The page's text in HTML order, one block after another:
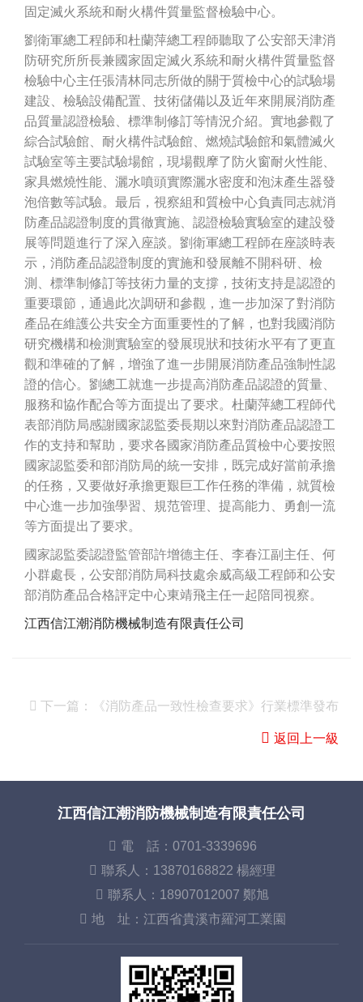
固定滅火系統和耐火構件質量監督檢驗中心。
劉衛軍總工程師和杜蘭萍總工程師聽取了公安部天津消
防研究所所長兼國家固定滅火系統和耐火構件質量監督
檢驗中心主任張清林同志所做的關于質檢中心的試驗場
建設、檢驗設備配置、技術儲備以及近年來開展消防產
品質量認證檢驗、標準制修訂等情況介紹。實地參觀了
綜合試驗館、耐火構件試驗館、燃燒試驗館和氣體滅火
試驗室等主要試驗場館，現場觀摩了防火窗耐火性能、
家具燃燒性能、灑水噴頭實際灑水密度和泡沫產生器發
泡倍數等試驗。最后，視察組和質檢中心負責同志就消
防產品認證制度的貫徹實施、認證檢驗實驗室的建設發
展等問題進行了深入座談。劉衛軍總工程師在座談時表
示，消防產品認證制度的實施和發展離不開科研、檢
測、標準制修訂等技術力量的支撐，技術支持是認證的
重要環節，通過此次調研和參觀，進一步加深了對消防
產品在維護公共安全方面重要性的了解，也對我國消防
研究機構和檢測實驗室的發展現狀和技術水平有了更直
觀和準確的了解，增強了進一步開展消防產品強制性認
證的信心。劉總工就進一步提高消防產品認證的質量、
服務和協作配合等方面提出了要求。杜蘭萍總工程師代
表部消防局感謝國家認監委長期以來對消防產品認證工
作的支持和幫助，要求各國家消防產品質檢中心要按照
國家認監委和部消防局的統一安排，既完成好當前承擔
的任務，又要做好承擔更艱巨工作任務的準備，就質檢
中心進一步加強學習、規范管理、提高能力、勇創一流
等方面提出了要求。
國家認監委認證監管部許增德主任、李春江副主任、何
小群處長，公安部消防局科技處余威高級工程師和公安
部消防產品合格評定中心東靖飛主任一起陪同視察。
江西信江潮消防機械制造有限責任公司
下一篇： 《消防產品一致性檢查要求》行業標準發布
返回上一級
江西信江潮消防機械制造有限責任公司
電 話：0701-3339696
聯系人：13870168822 楊經理
聯系人：18907012007 鄭旭
地 址：江西省貴溪市羅河工業園